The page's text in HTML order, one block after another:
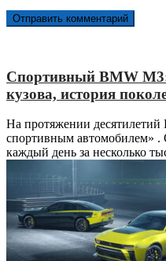
Спортивный BMW
кузова, история
На протяжении
спортивным автомобилем» .
каждый день за несколько